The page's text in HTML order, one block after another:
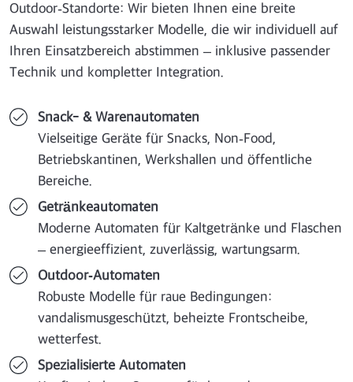
Outdoor‑Standorte: Wir bieten Ihnen eine breite
Auswahl leistungsstarker Modelle, die wir individuell auf
Ihren Einsatzbereich abstimmen – inklusive passender
Technik und kompletter Integration.
Snack- & Warenautomaten
Vielseitige Geräte für Snacks, Non‑Food,
Betriebskantinen, Werkshallen und öffentliche
Bereiche.
Getränkeautomaten
Moderne Automaten für Kaltgetränke und Flaschen
– energieeffizient, zuverlässig, wartungsarm.
Outdoor‑Automaten
Robuste Modelle für raue Bedingungen:
vandalismusgeschützt, beheizte Frontscheibe,
wetterfest.
Spezialisierte Automaten